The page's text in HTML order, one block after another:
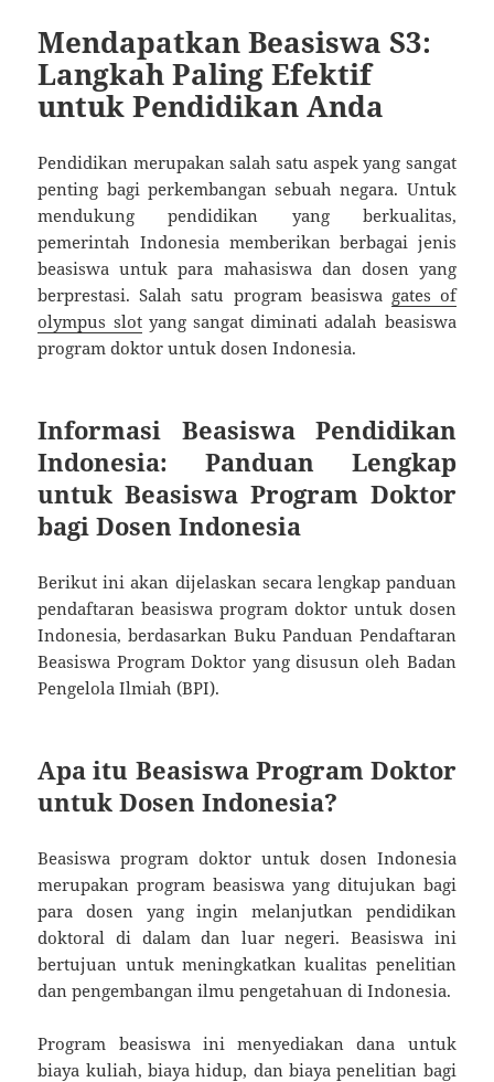
Mendapatkan Beasiswa S3:
Langkah Paling Efektif
untuk Pendidikan Anda
Pendidikan merupakan salah satu aspek yang sangat
penting bagi perkembangan sebuah negara. Untuk
mendukung pendidikan yang berkualitas,
pemerintah Indonesia memberikan berbagai jenis
beasiswa untuk para mahasiswa dan dosen yang
berprestasi. Salah satu program beasiswa gates of
olympus slotyang sangat diminati adalah beasiswa
program doktor untuk dosen Indonesia.
Informasi Beasiswa Pendidikan
Indonesia: Panduan Lengkap
untuk Beasiswa Program Doktor
bagi Dosen Indonesia
Berikut ini akan dijelaskan secara lengkap panduan
pendaftaran beasiswa program doktor untuk dosen
Indonesia, berdasarkan Buku Panduan Pendaftaran
Beasiswa Program Doktor yang disusun oleh Badan
Pengelola Ilmiah (BPI).
Apa itu Beasiswa Program Doktor
untuk Dosen Indonesia?
Beasiswa program doktor untuk dosen Indonesia
merupakan program beasiswa yang ditujukan bagi
para dosen yang ingin melanjutkan pendidikan
doktoral di dalam dan luar negeri. Beasiswa ini
bertujuan untuk meningkatkan kualitas penelitian
dan pengembangan ilmu pengetahuan di Indonesia.
Program beasiswa ini menyediakan dana untuk
biaya kuliah, biaya hidup, dan biaya penelitian bagi